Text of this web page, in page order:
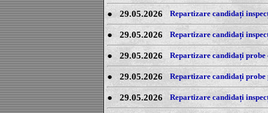
●29.05.2026 Repartizare candidați
● 29.05.2026 Repartizare candidați
● 29.05.2026 Repartizare candidați
● 29.05.2026 Repartizare candidați
● 29.05.2026 Repartizare candidați